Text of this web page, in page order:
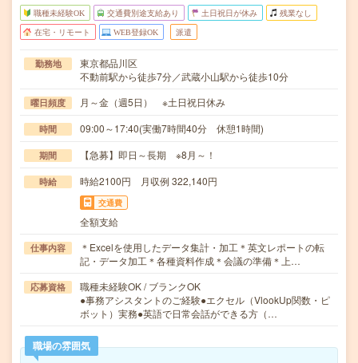
職種未経験OK 交通費別途支給あり 土日祝日が休み 残業なし
在宅・リモート WEB登録OK 派遣
勤務地
東京都品川区
不動前駅から徒歩7分／武蔵小山駅から徒歩10分
曜日頻度 月～金（週5日） ※土日祝日休み
時間 09:00～17:40(実働7時間40分 休憩1時間)
期間 【急募】即日～長期 ※8月～！
時給 時給2100円 月収例 322,140円
交通費
全額支給
仕事内容
＊Excelを使用したデータ集計・加工＊英文レポートの転
記・データ加工＊各種資料作成＊会議の準備＊上…
応募資格
職種未経験OK / ブランクOK
●事務アシスタントのご経験●エクセル（VlookUp関数・ピ
ボット）実務●英語で日常会話ができる方（…
職場の雰囲気